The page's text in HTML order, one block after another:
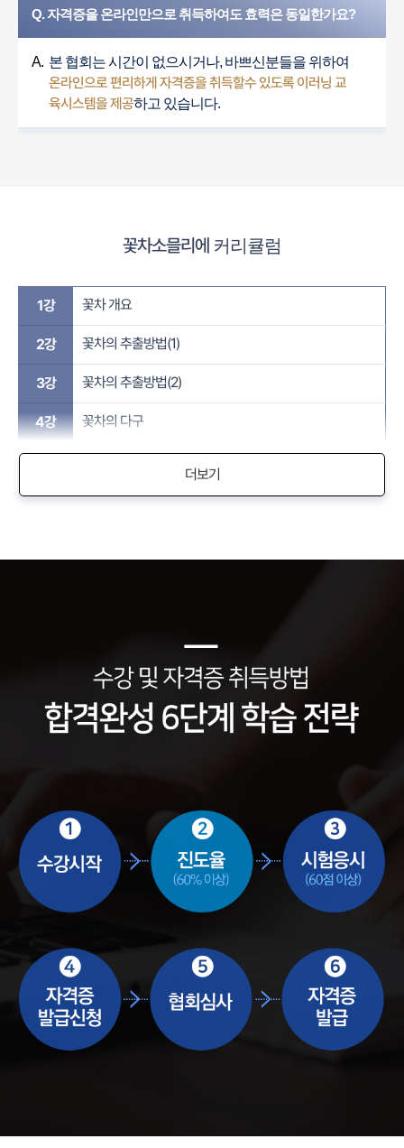
Q. 자격증을 온라인만으로 취득하여도 효력은 동일한가요?
A. 본 협회는 시간이 없으시거나, 바쁘신분들을 위하여
온라인으로 편리하게 자격증을 취득할수 있도록 이러닝 교
육시스템을 제공하고 있습니다.
꽃차소믈리에 커리큘럼
1강 꽃차 개요
2강 꽃차의 추출방법(1)
3강 꽃차의 추출방법(2)
4강 꽃차의 다구
더보기